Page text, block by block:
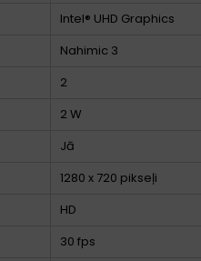
Intel® UHD Graphics
Nahimic 3
2
2 W
Jā
1280 x 720 pikseļi
HD
30 fps